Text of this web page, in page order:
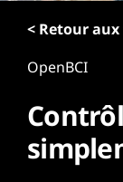
< Retour
OpenBCI